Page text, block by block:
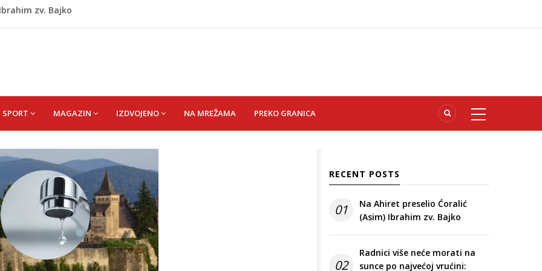
i očuvanje radnih mjesta
zv. Bajko
SPORT MAGAZIN IZDVOJENO NA MREŽAMA PREKO GRANICA
RECENT POSTS
01
Na Ahiret preselio Ćoralić
(Asim) Ibrahim zv. Bajko
02
Radnici više neće morati na
sunce po najvećoj vrućini: